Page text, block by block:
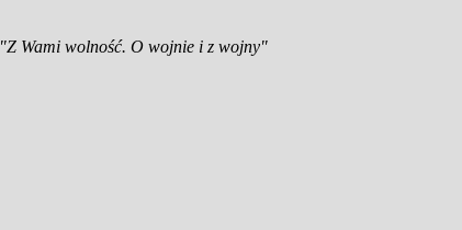
"Z Wami wolność. O wojnie i z wojny"